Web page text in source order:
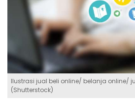
Ilustrasi jual beli online/ belanja online/
(Shutterstock)